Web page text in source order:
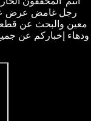
رجل غامض عرض
معين والبحث عن قطعة
ودهاء إخباركم عن